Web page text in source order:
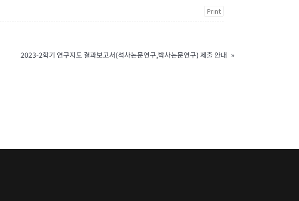
Print
2023-2학기 연구지도 결과보고서(석사논문연구,박사논문연구) 제출 안내 »